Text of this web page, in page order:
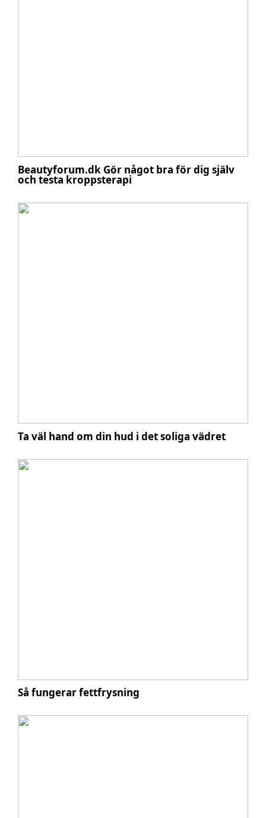
Beautyforum.dk Gör något bra för dig själv
och testa kroppsterapi
Ta väl hand om din hud i det soliga vädret
Så fungerar fettfrysning